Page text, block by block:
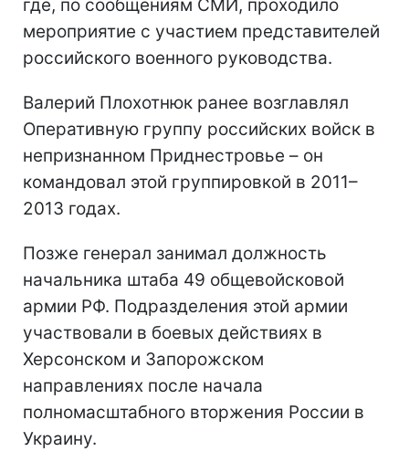
где, по сообщениям СМИ, проходило
мероприятие с участием представителей
российского военного руководства.
Валерий Плохотнюк ранее возглавлял
Оперативную группу российских войск в
непризнанном Приднестровье – он
командовал этой группировкой в 2011–
2013 годах.
Позже генерал занимал должность
начальника штаба 49 общевойсковой
армии РФ. Подразделения этой армии
участвовали в боевых действиях в
Херсонском и Запорожском
направлениях после начала
полномасштабного вторжения России в
Украину.